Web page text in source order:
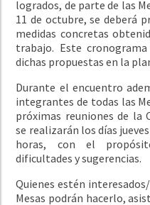
logrados, de parte de las
11 de octubre, se deberá
medidas concretas
trabajo. Este
dichas propuestas en la
Durante el encuentro
integrantes de todas las
próximas reuniones de la
se realizarán los días
horas, con el
dificultades y sugerencias.
Quienes estén
Mesas podrán hacerlo,